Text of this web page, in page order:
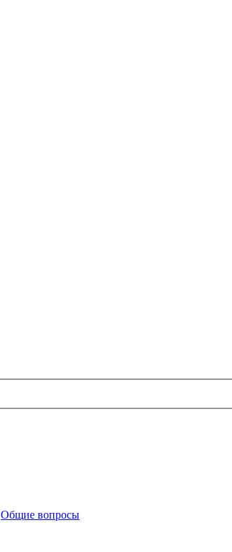
Общие вопросы